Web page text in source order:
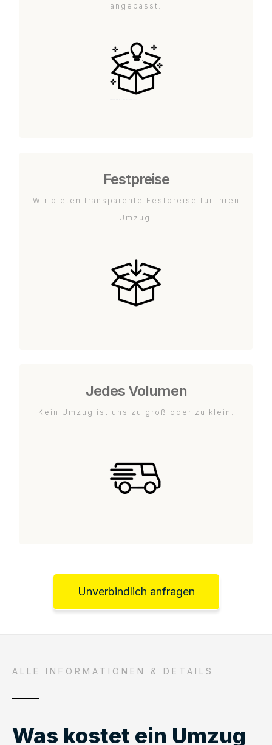
angepasst.
Festpreise
Wir bieten transparente Festpreise für Ihren
Umzug.
Jedes Volumen
Kein Umzug ist uns zu groß oder zu klein.
Unverbindlich anfragen
ALLE INFORMATIONEN & DETAILS
Was kostet ein Umzug